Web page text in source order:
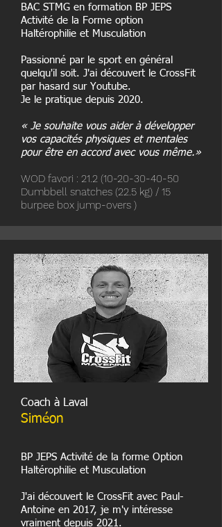
BAC STMG en formation BP JEPS
Activité de la Forme option
Haltérophilie et Musculation
Passionné par le sport en général
quelqu'il soit. J'ai découvert le CrossFit
par hasard sur Youtube.
Je le pratique depuis 2020.
« Je souhaite vous aider à développer
vos capacités physiques et mentales
pour être en accord avec vous même.»
WOD favori : 21.2 (10-20-30-40-50
Dumbbell snatches (22.5 kg) / 15
burpee box jump-overs )
Coach à Laval
Siméon
BP JEPS Activité de la forme Option
Haltérophilie et Musculation
J'ai découvert le CrossFit avec Paul-
Antoine en 2017, je m'y intéresse
vraiment depuis 2021.